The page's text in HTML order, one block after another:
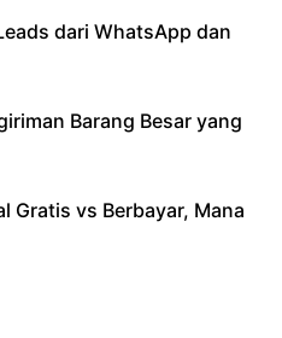
dari WhatsApp dan
Barang Besar yang
Gratis vs Berbayar, Mana